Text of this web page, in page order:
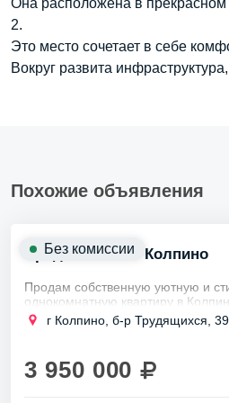
Она расположена в прекрасном
2.
Это место сочетает в себе
Вокруг развита
Похожие объявления
Продаю 1к кв в Колпино
Продам собственную уютную и
однокомнатную квартиру в
адрес бульвар Трудящихся, дом
Прямая продажа от собственника!
г Колпино, б-р Трудящихся, 39
3 950 000
Без комиссии